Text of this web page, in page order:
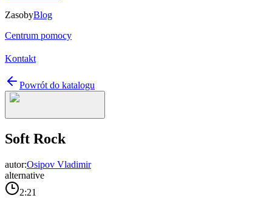
ZasobyBlog
Centrum pomocy
Kontakt
Powrót do katalogu
Soft Rock
autor:Osipov Vladimir
alternative
2:21